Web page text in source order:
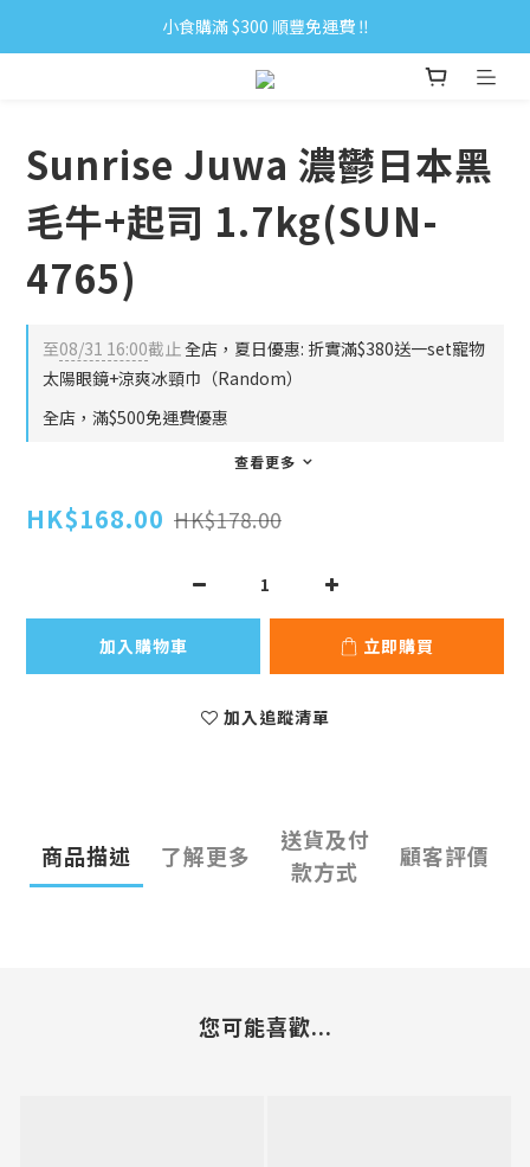
小食購滿 $300 順豐免運費 ‼
小食購滿 $300 順豐免運費 ‼
全單購滿 $500 免運費 ♥︎ 會員積分回贈 $1＝1Pt.
Sunrise Juwa 濃鬱日本黑
毛牛+起司 1.7kg(SUN-
4765)
至08/31 16:00截止全店，夏日優惠: 折實滿$380送一set寵物
太陽眼鏡+涼爽冰頸巾（Random）
全店，滿$500免運費優惠
查看更多
HK$168.00 HK$178.00
加入購物車 立即購買
加入追蹤清單
商品描述 了解更多
送貨及付
款方式
顧客評價
您可能喜歡...